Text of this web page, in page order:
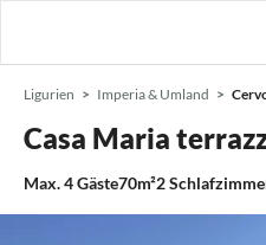
Ligurien Imperia & Umland
Casa Maria
Max.4Gäste70m²2